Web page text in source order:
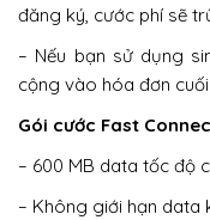
đăng ký, cước phí sẽ
– Nếu bạn sử dụng
cộng vào hóa đơn
Gói cước Fast
– 600 MB data tốc độ
– Không giới hạn data